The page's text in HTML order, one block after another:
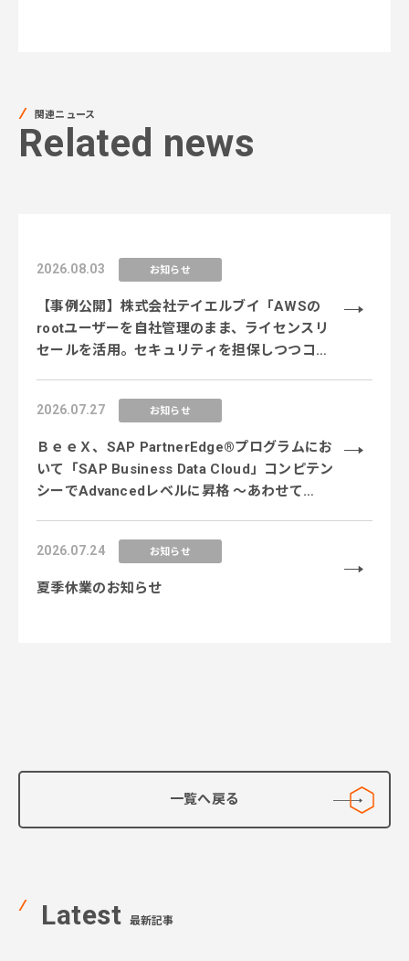
関連ニュース
Related news
2026.08.03 お知らせ
【事例公開】株式会社テイエルブイ「AWSの
rootユーザーを自社管理のまま、ライセンスリ
セールを活用。セキュリティを担保しつつコス
2026.07.27 お知らせ
ＢｅｅＸ、SAP PartnerEdge®プログラムにお
いて「SAP Business Data Cloud」コンピテン
シーでAdvancedレベルに昇格 〜あわせて
域の専門性を強化〜
2026.07.24 お知らせ
夏季休業のお知らせ
一覧へ戻る
Latest 最新記事